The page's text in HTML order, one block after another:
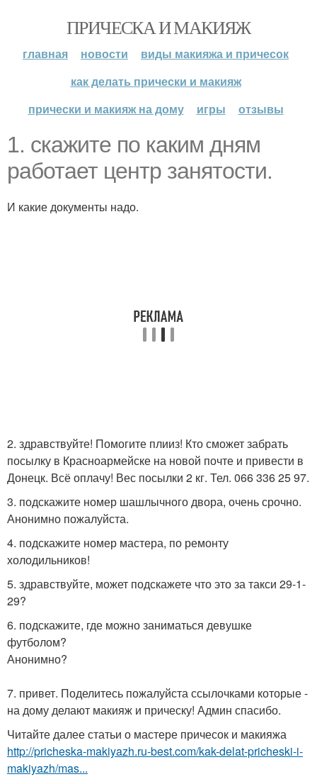
ПРИЧЕСКА И МАКИЯЖ
главная новости
виды макияжа и причесок
как делать прически и макияж
прически и макияж на дому
игры отзывы
1. скажите по каким дням
работает центр занятости.
И какие документы надо.
2. здравствуйте! Помогите плииз! Кто сможет забрать
посылку в Красноармейске на новой почте и привести в
Донецк. Всё оплачу! Вес посылки 2 кг. Тел. 066 336 25 97.
3. подскажите номер шашлычного двора, очень срочно.
Анонимно пожалуйста.
4. подскажите номер мастера, по ремонту
холодильников!
5. здравствуйте, может подскажете что это за такси 29-1-
29?
6. подскажите, где можно заниматься девушке
футболом?
Анонимно?
7. привет. Поделитесь пожалуйста ссылочками которые -
на дому делают макияж и прическу! Админ спасибо.
Читайте далее статьи о мастере причесок и макияжа
http://pricheska-makiyazh.ru-best.com/kak-delat-pricheski-i-
makiyazh/mas...